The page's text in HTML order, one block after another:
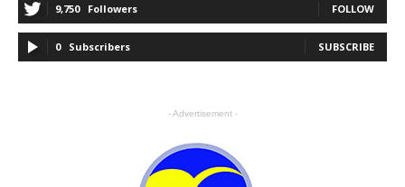
9,750 Followers FOLLOW
0 Subscribers SUBSCRIBE
- Advertisement -